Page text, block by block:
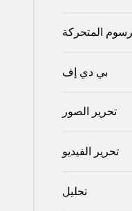
المتحركة
بي دي إف
تحرير الصور
تحرير الفيديو
تحليل